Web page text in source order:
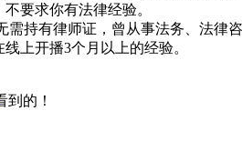
要求你有法律经验。
需持有律师证，曾从事法务、法
上开播3个月以上的经验。
到的！